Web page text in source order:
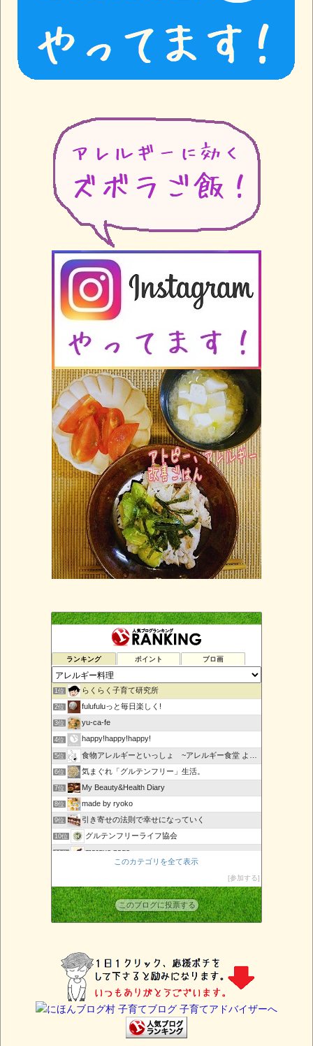
ランキング ポイント ブロ画
1位 らくらく子育て研究所
2位 fulufuluっと毎日楽しく!
3位 yu-ca-fe
4位 happy!happy!happy!
5位 食物アレルギーといっしょ ~アレルギー食堂 よってんべぇ~
6位 気まぐれ「グルテンフリー」生活。
7位 My Beauty&Health Diary
8位 made by ryoko
9位 引き寄せの法則で幸せになっていく
10位 グルテンフリーライフ協会
11位 marque page
URBAN SLOW LIFE〜発酵ワークショップのレシピ〜
14位 アレルギーっ子ママのまねっこごはん
15位 複合アレルギーのアトピーっ子育児・除去食レシピ
このカテゴリを全て表示
参加する
このブログに投票する